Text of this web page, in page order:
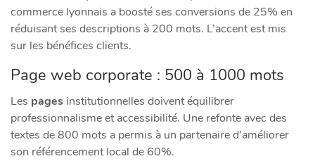
commerce lyonnais a boosté ses conversions de 25% en
réduisant ses descriptions à 200 mots. L’accent est mis
sur les bénéfices clients.
Page web corporate : 500 à 1000 mots
Les pages institutionnelles doivent équilibrer
professionnalisme et accessibilité. Une refonte avec des
textes de 800 mots a permis à un partenaire d’améliorer
son référencement local de 60%.